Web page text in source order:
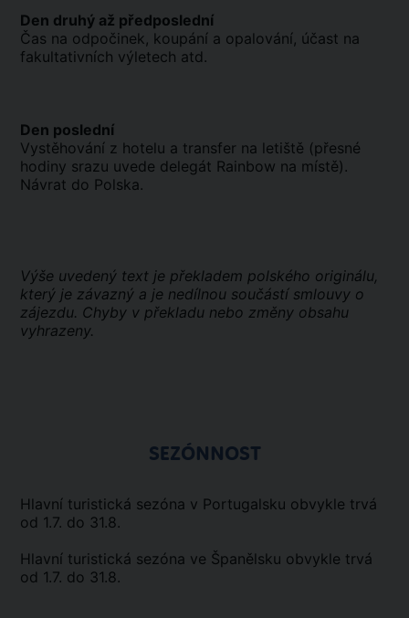
Den druhý až předposlední
Čas na odpočinek, koupání a opalování, účast na
fakultativních výletech atd.
Den poslední
Vystěhování z hotelu a transfer na letiště (přesné
hodiny srazu uvede delegát Rainbow na místě).
Návrat do Polska.
Výše uvedený text je překladem polského originálu,
který je závazný a je nedílnou součástí smlouvy o
zájezdu. Chyby v překladu nebo změny obsahu
vyhrazeny.
SEZÓNNOST
Hlavní turistická sezóna v Portugalsku obvykle trvá
od 1.7. do 31.8.
Hlavní turistická sezóna ve Španělsku obvykle trvá
od 1.7. do 31.8.